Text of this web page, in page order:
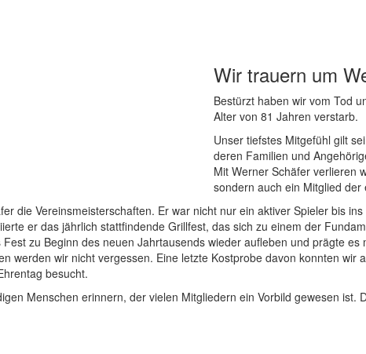
Wir trauern um
Bestürzt haben wir vom Tod
Alter von 81 Jahren verstarb.
Unser tiefstes Mitgefühl gilt
deren Familien und
Mit Werner Schäfer verlieren
sondern auch ein Mitglied
die Vereinsmeisterschaften. Er war nicht nur ein aktiver Spieler bis
er das jährlich stattfindende Grillfest, das sich zu einem der
zu Beginn des neuen Jahrtausends wieder aufleben und prägte
werden wir nicht vergessen. Eine letzte Kostprobe davon konnten
besucht.
Menschen erinnern, der vielen Mitgliedern ein Vorbild gewesen ist.